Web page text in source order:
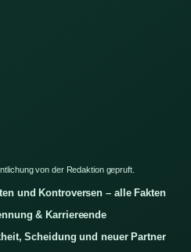
von der Redaktion gepruft.
und Kontroversen – alle Fakten
& Karriereende
Scheidung und neuer Partner